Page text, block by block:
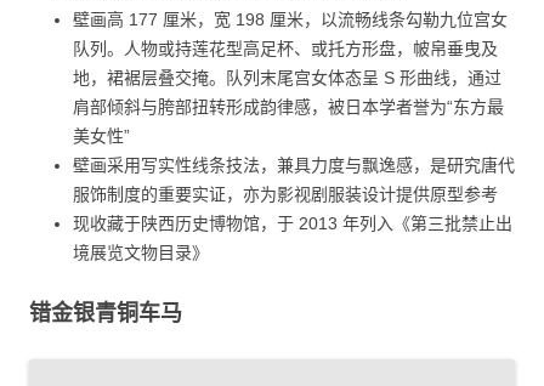
壁画高 177 厘米，宽 198 厘米，以流畅线条勾勒九位宫女
队列。人物或持莲花型高足杯、或托方形盘，帔帛垂曳及
地，裙裾层叠交掩。队列末尾宫女体态呈 S 形曲线，通过
肩部倾斜与胯部扭转形成韵律感，被日本学者誉为“东方最
美女性”
壁画采用写实性线条技法，兼具力度与飘逸感，是研究唐代
服饰制度的重要实证，亦为影视剧服装设计提供原型参考
现收藏于陕西历史博物馆，于 2013 年列入《第三批禁止出
境展览文物目录》
错金银青铜车马